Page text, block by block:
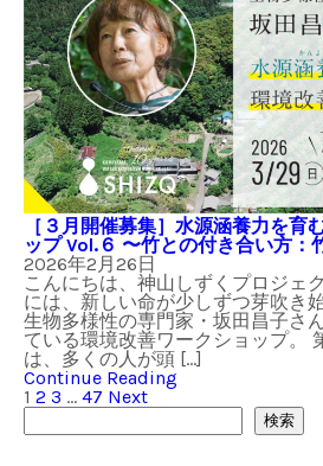
［３月開催募集］水源涵養力を育
ップ Vol.６ 〜竹との付き合い方：
2026年2月26日
こんにちは、神山しずくプロジェ
には、新しい命が少しずつ芽吹き
生物多様性の専門家・坂田昌子さ
ている環境改善ワークショップ。
は、多くの人が頭 […]
Continue Reading
1 2 3 … 47 Next
検索 検索